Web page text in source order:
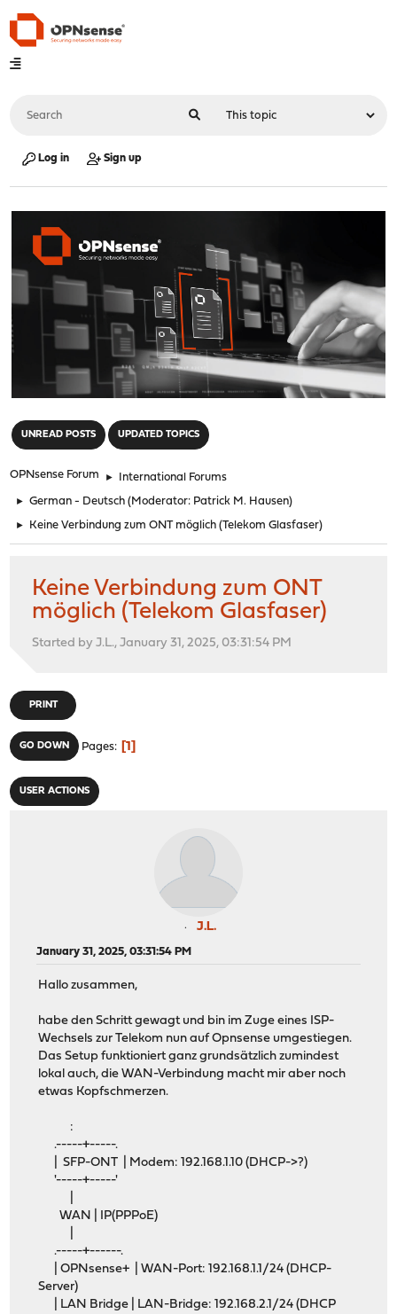
Log in Sign up
UNREAD POSTS UPDATED TOPICS
OPNsense Forum ► International Forums
► German - Deutsch (Moderator: Patrick M. Hausen)
► Keine Verbindung zum ONT möglich (Telekom Glasfaser)
Keine Verbindung zum ONT
möglich (Telekom Glasfaser)
Started by J.L., January 31, 2025, 03:31:54 PM
PRINT
GO DOWN Pages 1
USER ACTIONS
J.L.
January 31, 2025, 03:31:54 PM
Hallo zusammen,
habe den Schritt gewagt und bin im Zuge eines ISP-
Wechsels zur Telekom nun auf Opnsense umgestiegen.
Das Setup funktioniert ganz grundsätzlich zumindest
lokal auch, die WAN-Verbindung macht mir aber noch
etwas Kopfschmerzen.
:
.-----+-----.
| SFP-ONT | Modem: 192.168.1.10 (DHCP->?)
'-----+-----'
WAN | IP(PPPoE)
.-----+------.
| OPNsense+ | WAN-Port: 192.168.1.1/24 (DHCP-
Server)
| LAN Bridge | LAN-Bridge: 192.168.2.1/24 (DHCP